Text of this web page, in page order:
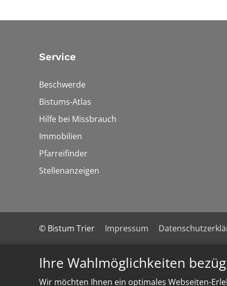
Ihre Wahlmöglichkeiten
Wir möchten Ihnen ein optimales Webseiten-
Service
Beschwerde
Bistums-Atlas
Hilfe bei Missbrauch
Immobilien
Pfarreifinder
Stellenanzeigen
© Bistum Trier Impressum